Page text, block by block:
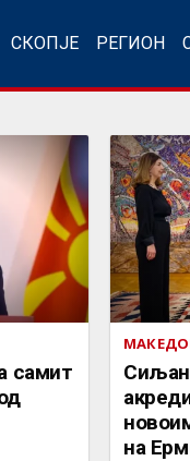
СКОПЈЕ РЕГИОН
самит
на